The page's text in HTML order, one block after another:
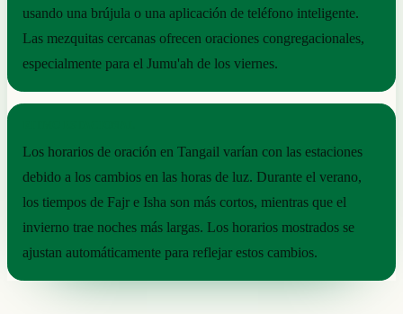
usando una brújula o una aplicación de teléfono inteligente.
Las mezquitas cercanas ofrecen oraciones congregacionales,
especialmente para el Jumu'ah de los viernes.
Los horarios de oración en Tangail varían con las estaciones
debido a los cambios en las horas de luz. Durante el verano,
los tiempos de Fajr e Isha son más cortos, mientras que el
invierno trae noches más largas. Los horarios mostrados se
ajustan automáticamente para reflejar estos cambios.